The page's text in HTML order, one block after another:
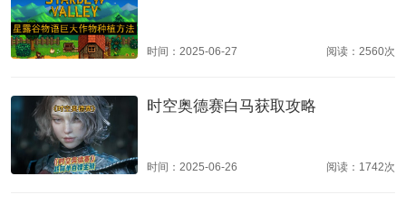
时间：2025-06-27 阅读：2560次
时空奥德赛白马获取攻略
时间：2025-06-26 阅读：1742次